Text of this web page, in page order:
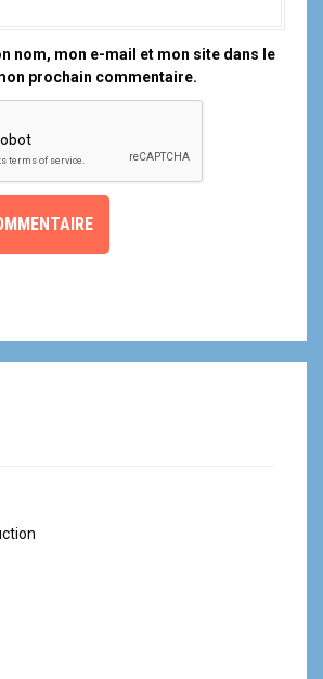
nom, mon e-mail et mon site dans le
prochain commentaire.